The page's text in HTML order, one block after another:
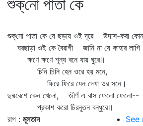
শুক্‌নো পাতা কে
শুক্‌নো পাতা কে যে ছড়ায় ওই দূরে উদাস-করা
ঘরছাড়া ওই কে বৈরাগী জানি না যে কাহার লাগি
ক্ষণে ক্ষণে শূন্য বনে যায় ঘুরে॥
চিনি চিনি হেন ওরে হয় মনে,
ফিরে ফিরে যেন দেখা ওর সনে।
ছদ্মবেশে কেন খেলো, জীর্ণ এ বাস ফেলো ফেলো--
প্রকাশ করো চিরনূতন বন্ধুরে॥
রাগ : মূলতান
See